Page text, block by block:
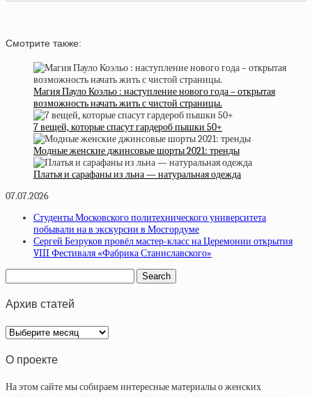
Смотрите также:
Магия Пауло Коэльо : наступление нового года – открытая
возможность начать жить с чистой страницы.
7 вещей, которые спасут гардероб пышки 50+
Модные женские джинсовые шорты 2021: тренды
Платья и сарафаны из льна — натуральная одежда
07.07.2026
Студенты Московского политехнического университета
побывали на в экскурсии в Мосгордуме
Сергей Безруков провёл мастер-класс на Церемонии открытия
VIII Фестиваля «Фабрика Станиславского»
Архив статей
Архив
статей
О проекте
На этом сайте мы собираем интересные материалы о женских